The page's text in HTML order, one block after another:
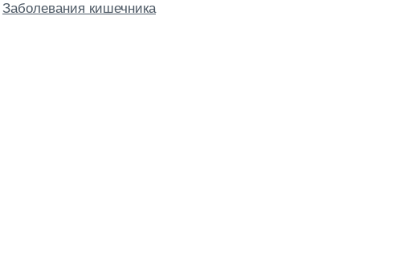
Заболевания кишечника